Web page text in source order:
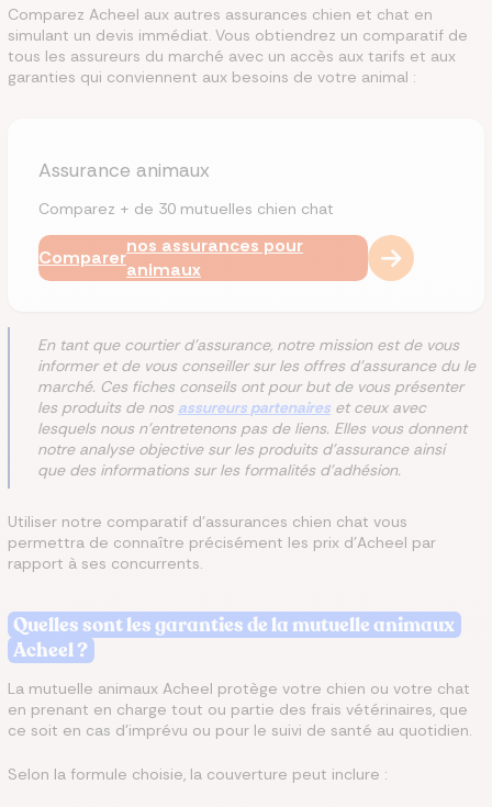
Comparez Acheel aux autres assurances chien et chat en
simulant un devis immédiat. Vous obtiendrez un comparatif de
tous les assureurs du marché avec un accès aux tarifs et aux
garanties qui conviennent aux besoins de votre animal :
Assurance animaux
Comparez + de 30 mutuelles chien chat
Comparer
nos assurances pour
animaux
En tant que courtier d'assurance, notre mission est de vous
informer et de vous conseiller sur les offres d'assurance du le
marché. Ces fiches conseils ont pour but de vous présenter
les produits de nos assureurs partenaires et ceux avec
lesquels nous n'entretenons pas de liens. Elles vous donnent
notre analyse objective sur les produits d'assurance ainsi
que des informations sur les formalités d'adhésion.
Utiliser notre comparatif d’assurances chien chat vous
permettra de connaître précisément les prix d'Acheel par
rapport à ses concurrents.
Quelles sont les garanties de la mutuelle animaux
Acheel ?
La mutuelle animaux Acheel protège votre chien ou votre chat
en prenant en charge tout ou partie des frais vétérinaires, que
ce soit en cas d’imprévu ou pour le suivi de santé au quotidien.
Selon la formule choisie, la couverture peut inclure :